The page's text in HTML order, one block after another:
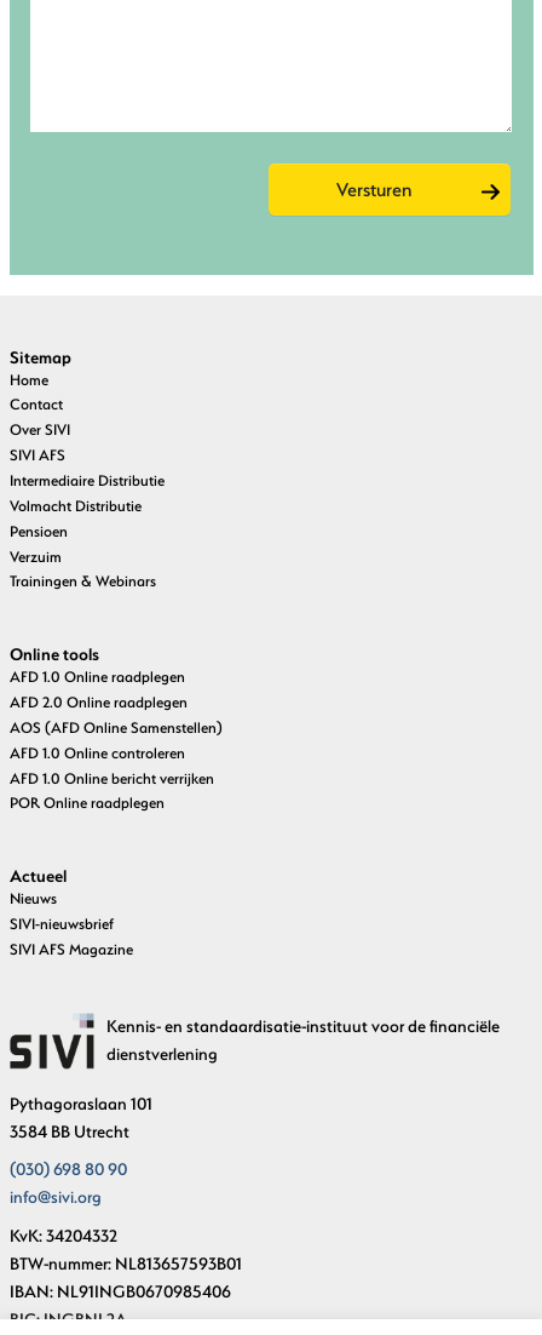
Sitemap
Home
Contact
Over SIVI
SIVI AFS
Intermediaire Distributie
Volmacht Distributie
Pensioen
Verzuim
Trainingen & Webinars
Online tools
AFD 1.0 Online raadplegen
AFD 2.0 Online raadplegen
AOS (AFD Online Samenstellen)
AFD 1.0 Online controleren
AFD 1.0 Online bericht verrijken
POR Online raadplegen
Actueel
Nieuws
SIVI-nieuwsbrief
SIVI AFS Magazine
Kennis- en standaardisatie-instituut voor de financiële
dienstverlening
Pythagoraslaan 101
3584 BB Utrecht
(030) 698 80 90
info@sivi.org
KvK: 34204332
BTW-nummer: NL813657593B01
IBAN: NL91INGB0670985406
BIC: INGBNL2A